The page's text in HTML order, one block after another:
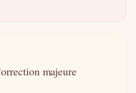
majeure